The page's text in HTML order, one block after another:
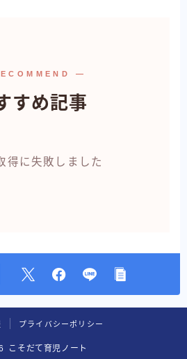
—
すめ記事
得に失敗しました
プライバシーポリシー
こそだて育児ノート